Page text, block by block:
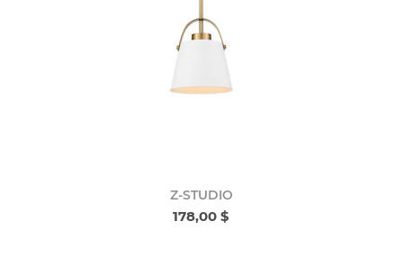
Z-STUDIO
178,00 $